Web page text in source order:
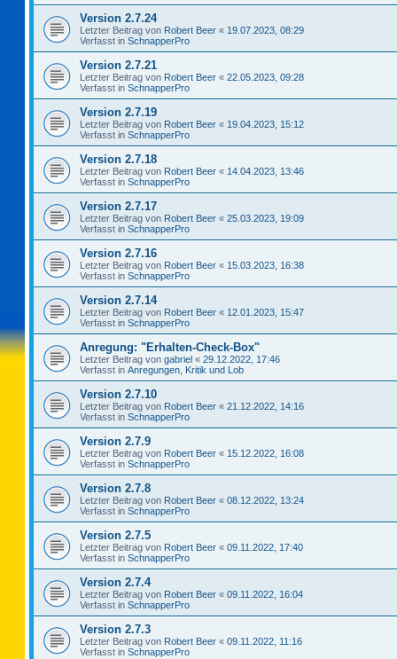
Version 2.7.24
Letzter Beitrag von Robert Beer « 19.07.2023, 08:29
Verfasst in SchnapperPro
Version 2.7.21
Letzter Beitrag von Robert Beer « 22.05.2023, 09:28
Verfasst in SchnapperPro
Version 2.7.19
Letzter Beitrag von Robert Beer « 19.04.2023, 15:12
Verfasst in SchnapperPro
Version 2.7.18
Letzter Beitrag von Robert Beer « 14.04.2023, 13:46
Verfasst in SchnapperPro
Version 2.7.17
Letzter Beitrag von Robert Beer « 25.03.2023, 19:09
Verfasst in SchnapperPro
Version 2.7.16
Letzter Beitrag von Robert Beer « 15.03.2023, 16:38
Verfasst in SchnapperPro
Version 2.7.14
Letzter Beitrag von Robert Beer « 12.01.2023, 15:47
Verfasst in SchnapperPro
Anregung: "Erhalten-Check-Box"
Letzter Beitrag von gabriel « 29.12.2022, 17:46
Verfasst in Anregungen, Kritik und Lob
Version 2.7.10
Letzter Beitrag von Robert Beer « 21.12.2022, 14:16
Verfasst in SchnapperPro
Version 2.7.9
Letzter Beitrag von Robert Beer « 15.12.2022, 16:08
Verfasst in SchnapperPro
Version 2.7.8
Letzter Beitrag von Robert Beer « 08.12.2022, 13:24
Verfasst in SchnapperPro
Version 2.7.5
Letzter Beitrag von Robert Beer « 09.11.2022, 17:40
Verfasst in SchnapperPro
Version 2.7.4
Letzter Beitrag von Robert Beer « 09.11.2022, 16:04
Verfasst in SchnapperPro
Version 2.7.3
Letzter Beitrag von Robert Beer « 09.11.2022, 11:16
Verfasst in SchnapperPro